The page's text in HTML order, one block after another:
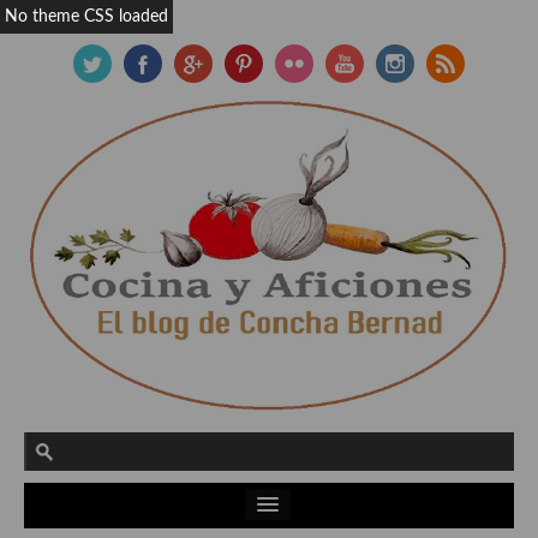
No theme CSS loaded